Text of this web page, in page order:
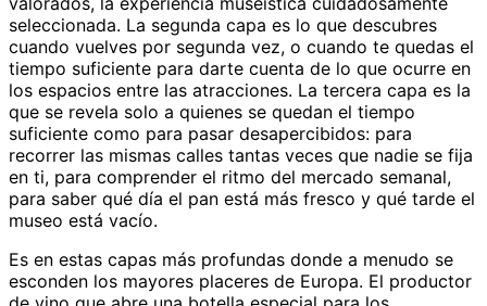
seleccionada. La segunda capa es lo que descubres
cuando vuelves por segunda vez, o cuando te quedas el
tiempo suficiente para darte cuenta de lo que ocurre en
los espacios entre las atracciones. La tercera capa es la
que se revela solo a quienes se quedan el tiempo
suficiente como para pasar desapercibidos: para
recorrer las mismas calles tantas veces que nadie se fija
en ti, para comprender el ritmo del mercado semanal,
para saber qué día el pan está más fresco y qué tarde el
museo está vacío.
Es en estas capas más profundas donde a menudo se
esconden los mayores placeres de Europa. El productor